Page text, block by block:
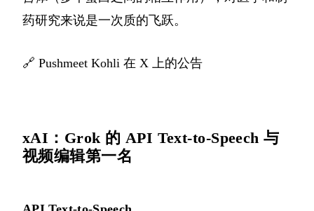
药研究来说是一次质的飞跃。
🔗 Pushmeet Kohli 在 X 上的公告
xAI：Grok 的 API Text-to-Speech 与
视频编辑第一名